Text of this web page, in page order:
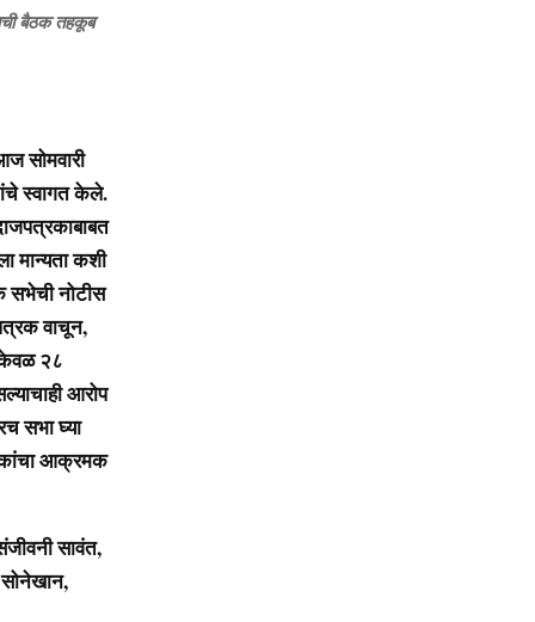
बैठक तहकूब
सोमवारी
स्वागत केले.
मान्यता कशी
सभेची नोटीस
वाचून,
केवळ २८
आरोप
सभा घ्या
आक्रमक
सावंत,